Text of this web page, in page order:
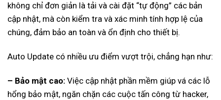
không chỉ đơn giản là tải và cài đặt “tự động” các bản
cập nhật, mà còn kiểm tra và xác minh tính hợp lệ của
chúng, đảm bảo an toàn và ổn định cho thiết bị.
Auto Update có nhiều ưu điểm vượt trội, chẳng hạn như:
– Bảo mật cao: Việc cập nhật phần mềm giúp vá các lỗ
hổng bảo mật, ngăn chặn các cuộc tấn công từ hacker,